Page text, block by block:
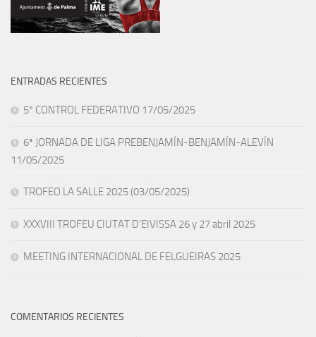
ENTRADAS RECIENTES
5º CONTROL FEDERATIVO 17/05/2025
6ª JORNADA DE LIGA PREBENJAMÍN-BENJAMÍN-ALEVÍN
11/05/2025
TROFEO LA SALLE 2025 (03/05/2025)
XXXVIII TROFEU CIUTAT D’EIVISSA 26 y 27 abril 2025
MEETING INTERNACIONAL DE FELGUEIRAS 2025
COMENTARIOS RECIENTES